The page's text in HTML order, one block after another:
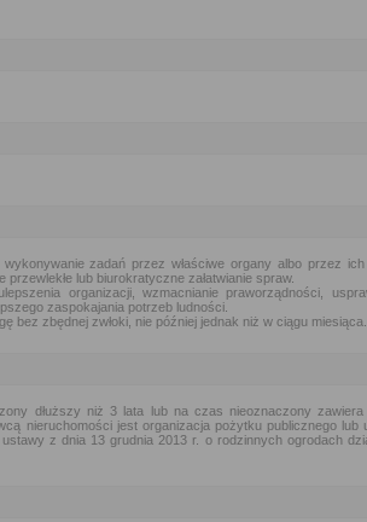
zadań przez właściwe organy albo przez ich
lub biurokratyczne załatwianie spraw.
organizacji, wzmacnianie praworządności,
zaspokajania potrzeb ludności.
bez zbędnej zwłoki, nie później jednak niż w ciągu miesiąca.
dłuższy niż 3 lata lub na czas nieoznaczony
nieruchomości jest organizacja pożytku publicznego lub
z dnia 13 grudnia 2013 r. o rodzinnych ogrodach